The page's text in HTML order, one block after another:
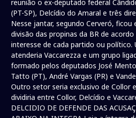
reunião o ex-deputado federal
(PT-SP), Delcídio do Amaral e três
Nesse jantar, segundo Cerveró, ficou
divisão das propinas da BR de
interesse de cada partido ou político.
atenderia Vaccarezza e um grupo
formado pelos deputados José
Tatto (PT), André Vargas (PR) e
Outro setor seria exclusivo de Collor
dividiria entre Collor, Delcídio e
DELCIDIO DE DEFENDE DAS